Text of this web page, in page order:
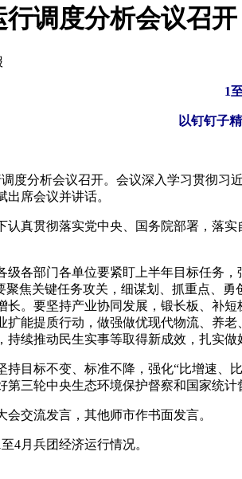
行调度分析会议召开
1
以钉钉子
分析会议召开。会议深入学习贯彻习
席会议并讲话。
贯彻落实党中央、国务院部署，落实
部门各单位要紧盯上半年目标任务，
聚焦关键任务攻关，细谋划、抓重点、
长。要坚持产业协同发展，锻长板、补
扩能提质行动，做强做优现代物流、养
续推动民生实事等取得新成效，扎实
标不变、标准不降，强化“比增速、
三轮中央生态环境保护督察和国家统
交流发言，其他师市作书面发言。
月兵团经济运行情况。